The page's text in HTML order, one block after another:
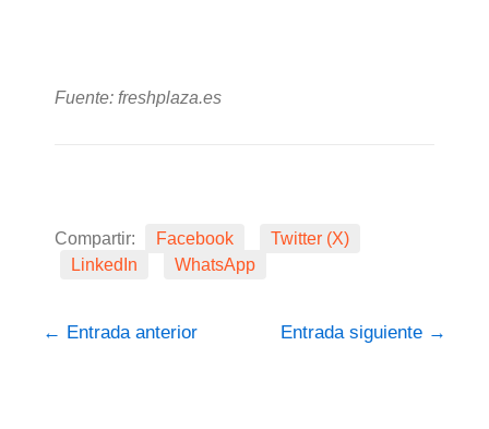
Fuente: freshplaza.es
Compartir: Facebook
Twitter (X)
LinkedIn
WhatsApp
← Entrada anterior Entrada siguiente →